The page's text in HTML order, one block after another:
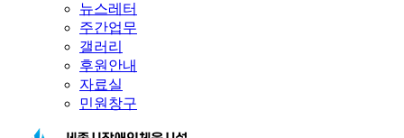
뉴스레터
주간업무
갤러리
후원안내
자료실
민원창구